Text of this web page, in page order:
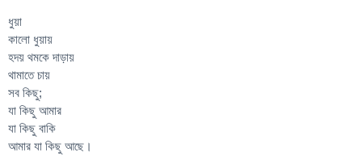
ধুয়া
কালো ধুয়ায়
হদয় থমকে দাড়ায়
থামাতে চায়
সব কিছু;
যা কিছু আমার
যা কিছু বাকি
আমার যা কিছু আছে।